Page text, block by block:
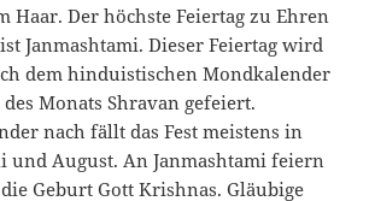
Haar. Der höchste Feiertag zu Ehren
Janmashtami. Dieser Feiertag wird
dem hinduistischen Mondkalender
des Monats Shravan gefeiert.
nach fällt das Fest meistens in
und August. An Janmashtami feiern
Geburt Gott Krishnas. Gläubige